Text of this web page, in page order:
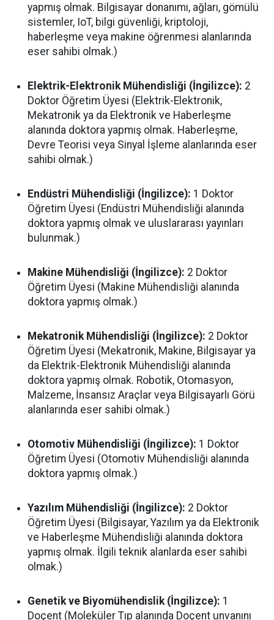
yapmış olmak. Bilgisayar donanımı, ağları, gömülü
sistemler, IoT, bilgi güvenliği, kriptoloji,
haberleşme veya makine öğrenmesi alanlarında
eser sahibi olmak.)
Elektrik-Elektronik Mühendisliği (İngilizce): 2
Doktor Öğretim Üyesi (Elektrik-Elektronik,
Mekatronik ya da Elektronik ve Haberleşme
alanında doktora yapmış olmak. Haberleşme,
Devre Teorisi veya Sinyal İşleme alanlarında eser
sahibi olmak.)
Endüstri Mühendisliği (İngilizce): 1 Doktor
Öğretim Üyesi (Endüstri Mühendisliği alanında
doktora yapmış olmak ve uluslararası yayınları
bulunmak.)
Makine Mühendisliği (İngilizce): 2 Doktor
Öğretim Üyesi (Makine Mühendisliği alanında
doktora yapmış olmak.)
Mekatronik Mühendisliği (İngilizce): 2 Doktor
Öğretim Üyesi (Mekatronik, Makine, Bilgisayar ya
da Elektrik-Elektronik Mühendisliği alanında
doktora yapmış olmak. Robotik, Otomasyon,
Malzeme, İnsansız Araçlar veya Bilgisayarlı Görü
alanlarında eser sahibi olmak.)
Otomotiv Mühendisliği (İngilizce): 1 Doktor
Öğretim Üyesi (Otomotiv Mühendisliği alanında
doktora yapmış olmak.)
Yazılım Mühendisliği (İngilizce): 2 Doktor
Öğretim Üyesi (Bilgisayar, Yazılım ya da Elektronik
ve Haberleşme Mühendisliği alanında doktora
yapmış olmak. İlgili teknik alanlarda eser sahibi
olmak.)
Genetik ve Biyomühendislik (İngilizce): 1
Doçent (Moleküler Tıp alanında Doçent unvanını